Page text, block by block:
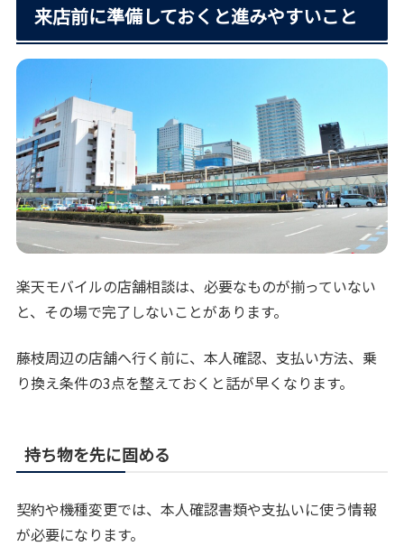
来店前に準備しておくと進みやすいこと
楽天モバイルの店舗相談は、必要なものが揃っていない
と、その場で完了しないことがあります。
藤枝周辺の店舗へ行く前に、本人確認、支払い方法、乗
り換え条件の3点を整えておくと話が早くなります。
持ち物を先に固める
契約や機種変更では、本人確認書類や支払いに使う情報
が必要になります。